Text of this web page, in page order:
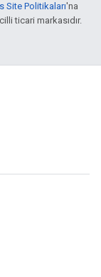
Site Politikaları'na
ticari markasıdır.